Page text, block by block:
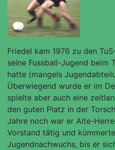
Friedel kam 1976 zu den
seine Fussball-Jugend beim
hatte (mangels
Überwiegend wurde er im
spielte aber auch eine
den guten Platz in der
Jahre noch war er Alte-
Vorstand tätig und
Jugendnachwuchs, bis er